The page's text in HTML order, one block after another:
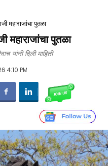
महाराजांचा पुतळा
महाराजांचा पुतळा
यांनी दिली माहिती
4:10 PM